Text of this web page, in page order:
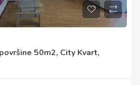
50m2, City Kvart,